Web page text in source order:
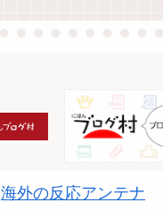
海外の反応アンテナ